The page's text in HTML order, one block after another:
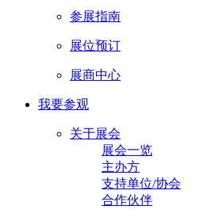
参展指南
展位预订
展商中心
我要参观
关于展会
展会一览
主办方
支持单位/协会
合作伙伴